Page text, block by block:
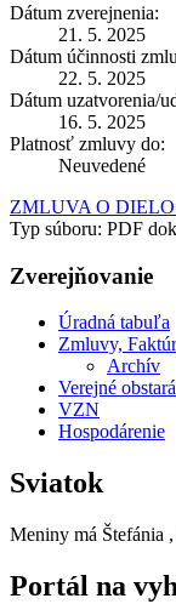
Dátum zverejnenia:
21. 5. 2025
Dátum účinnosti
22. 5. 2025
Dátum uzatvorenia/
16. 5. 2025
Platnosť zmluvy do:
Neuvedené
ZMLUVA O
Typ súboru: PDF
Zverejňovanie
Úradná tabuľa
Zmluvy,
Archív
Verejné
VZN
Hospodárenie
Sviatok
Meniny má Štefánia
Portál na